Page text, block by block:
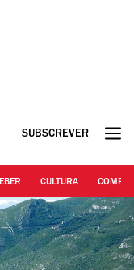
SUBSCREVER
CULTURA